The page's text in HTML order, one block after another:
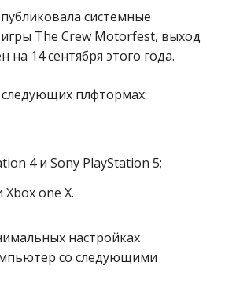
системные
The Crew Motorfest, выход
на 14 сентября этого года.
плфтормах:
4 и Sony PlayStation 5;
Xbox one X.
настройках
со следующими